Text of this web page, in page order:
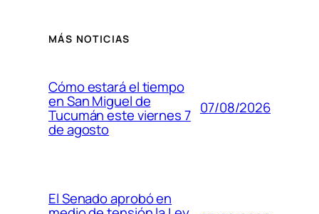
MÁS NOTICIAS
Cómo estará el tiempo
en San Miguel de
Tucumán este viernes 7
de agosto
07/08/2026
El Senado aprobó en